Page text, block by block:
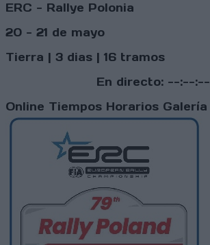
ERC - Rallye Polonia
20 - 21 de mayo
Tierra | 3 dias | 16 tramos
En directo: --:--:--
Online Tiempos Horarios Galería